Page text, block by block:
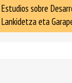
sobre
eta